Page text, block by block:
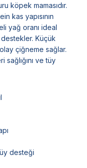
köpek mamasıdır.
kas yapısının
yağ oranı ideal
Küçük
çiğneme sağlar.
ve tüy
desteği